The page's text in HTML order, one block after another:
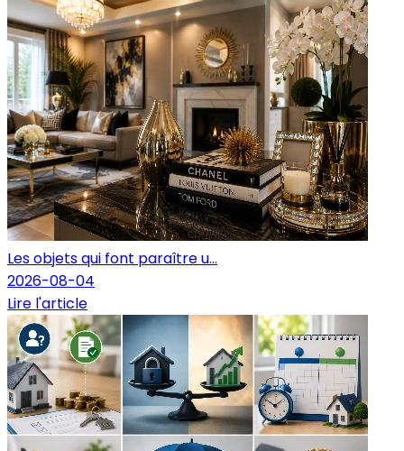
Les objets qui font paraître u...
2026-08-04
Lire l'article